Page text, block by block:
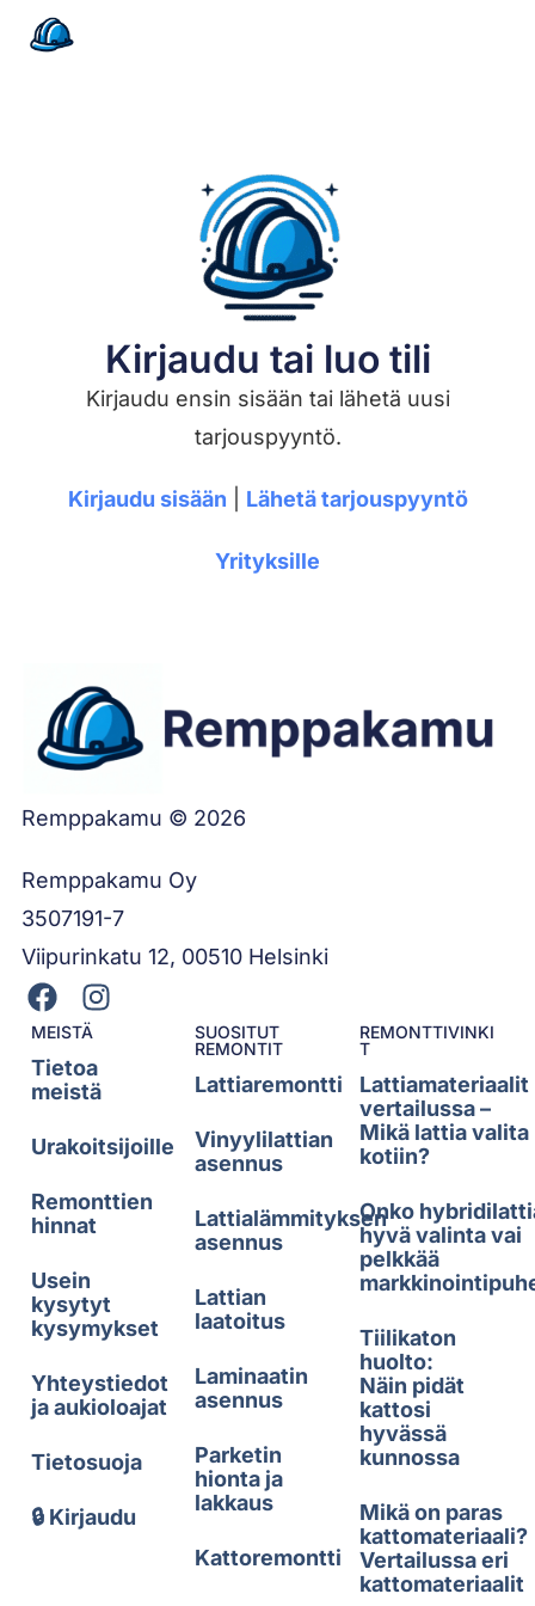
Kirjaudu tai luo tili
Kirjaudu ensin sisään tai lähetä uusi
tarjouspyyntö.
Kirjaudu sisään Lähetä tarjouspyyntö
Yrityksille
Remppakamu © 2026
Remppakamu Oy
3507191-7
Viipurinkatu 12, 00510 Helsinki
MEISTÄ
Tietoa
meistä
Urakoitsijoille
Remonttien
hinnat
Usein
kysytyt
kysymykset
Yhteystiedot
ja aukioloajat
Tietosuoja
🔒 Kirjaudu
SUOSITUT
REMONTIT
Lattiaremontti
Vinyylilattian
asennus
Lattialämmityksen
asennus
Lattian
laatoitus
Laminaatin
asennus
Parketin
hionta ja
lakkaus
Kattoremontti
REMONTTIVINKI
T
Lattiamateriaalit
vertailussa –
Mikä lattia valita
kotiin?
Onko
hyvä valinta vai
pelkkää
Tiilikaton
huolto:
Näin pidät
kattosi
hyvässä
kunnossa
Mikä on paras
kattomateriaali?
Vertailussa eri
kattomateriaalit